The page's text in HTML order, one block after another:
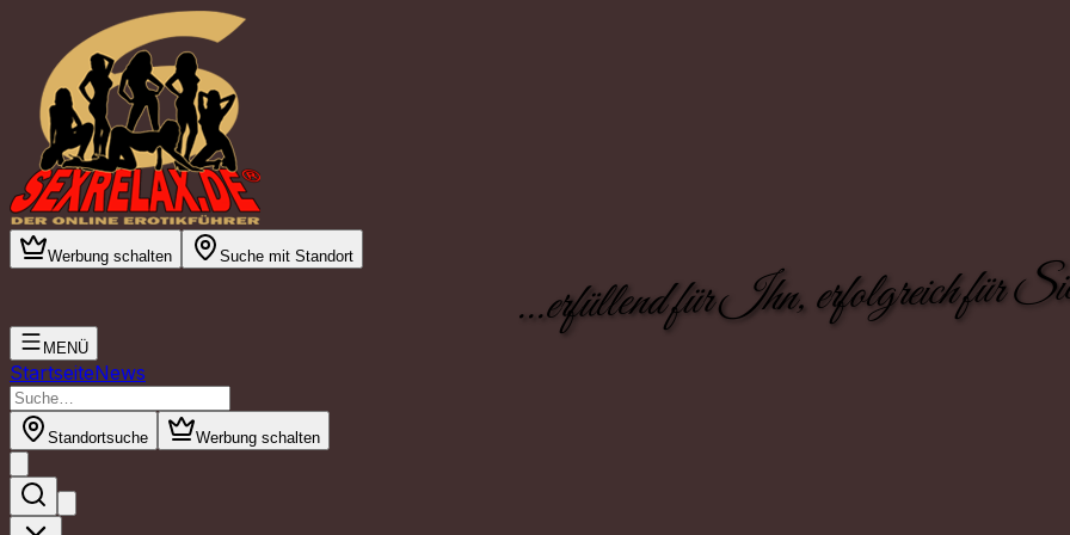
Werbung schalten Suche mit Standort
...erfüllend für Ihn, erfolgreich für
MENÜ
StartseiteNews
Standortsuche Werbung schalten